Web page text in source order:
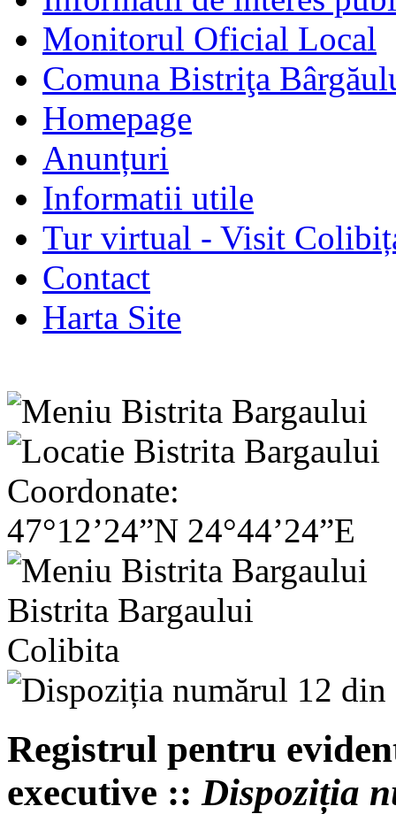
Monitorul Oficial Local
Comuna Bistriţa
Homepage
Anunțuri
Informatii utile
Tur virtual - Visit
Contact
Harta Site
Coordonate:
47°12’24”N 24°44’24”E
Bistrita Bargaului
Colibita
Registrul pentru
executive :: Dispoziția